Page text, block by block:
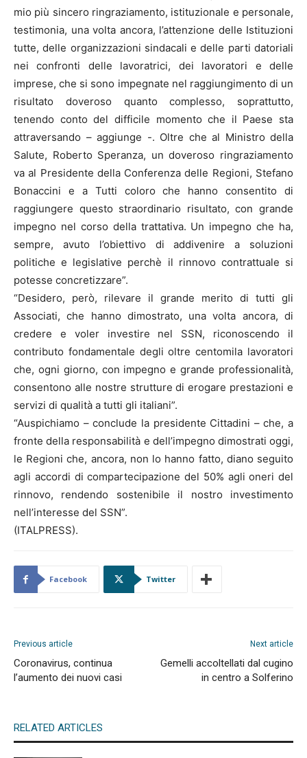
mio più sincero ringraziamento, istituzionale e personale,
testimonia, una volta ancora, l’attenzione delle Istituzioni
tutte, delle organizzazioni sindacali e delle parti datoriali
nei confronti delle lavoratrici, dei lavoratori e delle
imprese, che si sono impegnate nel raggiungimento di un
risultato doveroso quanto complesso, soprattutto,
tenendo conto del difficile momento che il Paese sta
attraversando – aggiunge -. Oltre che al Ministro della
Salute, Roberto Speranza, un doveroso ringraziamento
va al Presidente della Conferenza delle Regioni, Stefano
Bonaccini e a Tutti coloro che hanno consentito di
raggiungere questo straordinario risultato, con grande
impegno nel corso della trattativa. Un impegno che ha,
sempre, avuto l’obiettivo di addivenire a soluzioni
politiche e legislative perchè il rinnovo contrattuale si
potesse concretizzare”.
“Desidero, però, rilevare il grande merito di tutti gli
Associati, che hanno dimostrato, una volta ancora, di
credere e voler investire nel SSN, riconoscendo il
contributo fondamentale degli oltre centomila lavoratori
che, ogni giorno, con impegno e grande professionalità,
consentono alle nostre strutture di erogare prestazioni e
servizi di qualità a tutti gli italiani”.
“Auspichiamo – conclude la presidente Cittadini – che, a
fronte della responsabilità e dell’impegno dimostrati oggi,
le Regioni che, ancora, non lo hanno fatto, diano seguito
agli accordi di compartecipazione del 50% agli oneri del
rinnovo, rendendo sostenibile il nostro investimento
nell’interesse del SSN”.
(ITALPRESS).
Facebook Twitter
Previous article
Coronavirus, continua
l’aumento dei nuovi casi
Next article
Gemelli accoltellati dal cugino
in centro a Solferino
RELATED ARTICLES